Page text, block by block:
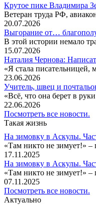
Крутое пике Владимира
Ветеран труда РФ,
20.07.2026
Выгорание от…
В этой истории немало
15.07.2026
Наталия Чернова:
«Я стала писательницей,
23.06.2026
Учитель, швец и
«Всё, что она берет в
22.06.2026
Посмотреть все новости.
Такая жизнь
На зимовку в Аскулы.
«Там никто не зимует!» –
17.11.2025
На зимовку в Аскулы.
«Там никто не зимует!» –
07.11.2025
Посмотреть все новости.
Актуально